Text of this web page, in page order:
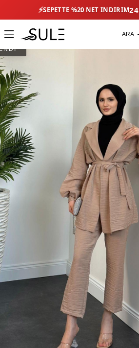
⚡SEPETTE %20 NET İNDIRIM24